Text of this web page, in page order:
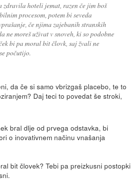
zdravila hoteli jemat, razen če jim boš
procesom, potem bi seveda
če njima zajebanih stranskih
ne moreš uživat v snoveh, ki so podobne
bi pa moral bit človk, saj žvali ne
počutijo.
da če si samo vbrizgaš placebo, te to
Daj teci to povedat še stroki,
bral dlje od prvega odstavka, bi
o inovativnem načinu vnašanja
bit človek? Tebi pa preizkusni postopki